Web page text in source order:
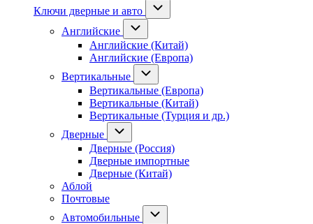
Ключи дверные и авто
Английские
Английские (Китай)
Английские (Европа)
Вертикальные
Вертикальные (Европа)
Вертикальные (Китай)
Вертикальные (Турция и др.)
Дверные
Дверные (Россия)
Дверные импортные
Дверные (Китай)
Аблой
Почтовые
Автомобильные